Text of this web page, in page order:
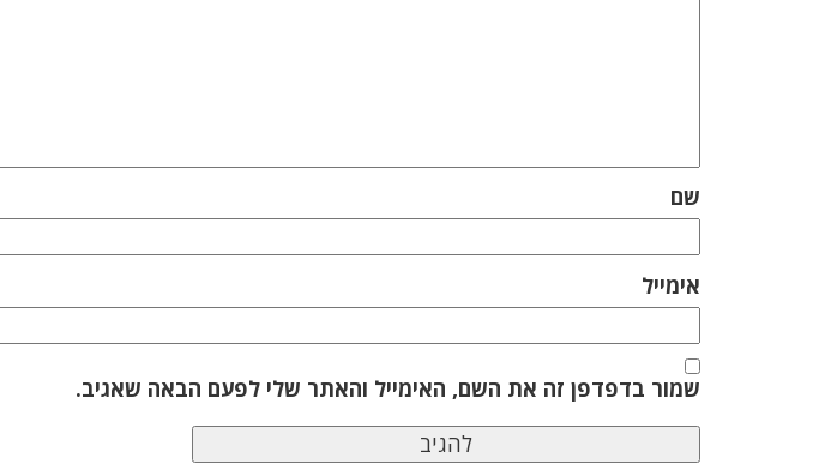
שם
אימייל
שמור בדפדפן זה את השם, האימייל והאתר שלי לפעם הבאה שאגיב.